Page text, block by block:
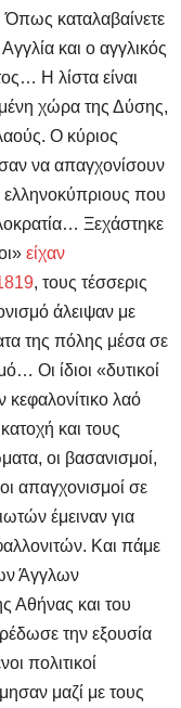
Όπως καταλαβαίνετε
και ο αγγλικός
Η λίστα είναι
χώρα της Δύσης,
Ο κύριος
να απαγχονίσουν
ελληνοκύπριους που
Ξεχάστηκε
είχαν
, τους τέσσερις
άλειψαν με
της πόλης μέσα σε
Οι ίδιοι «δυτικοί
κεφαλονίτικο λαό
και τους
οι βασανισμοί,
απαγχονισμοί σε
έμειναν για
Και πάμε
Άγγλων
Αθήνας και του
την εξουσία
πολιτικοί
μαζί με τους